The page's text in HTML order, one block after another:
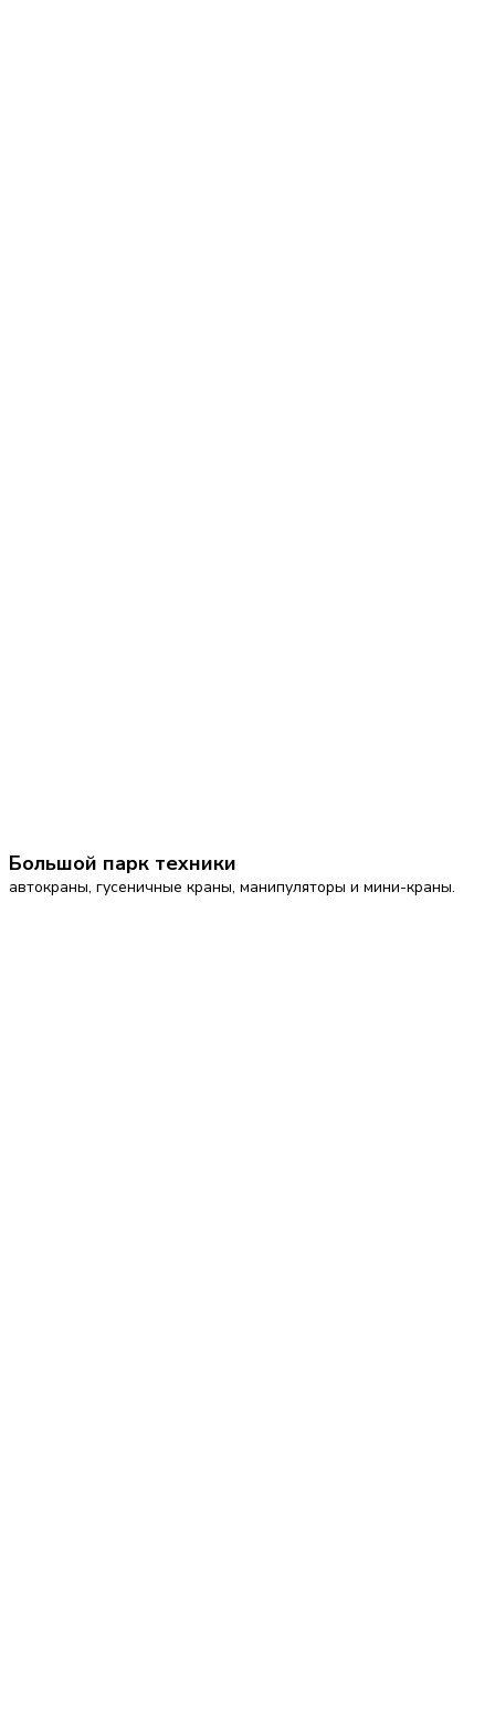
Большой парк техники
автокраны, гусеничные краны, манипуляторы и мини-краны.